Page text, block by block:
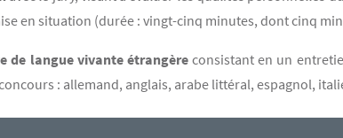
en situation (durée : vingt-cinq minutes, dont cinq
de langue vivante étrangèreconsistant en un
: allemand, anglais, arabe littéral, espagnol,